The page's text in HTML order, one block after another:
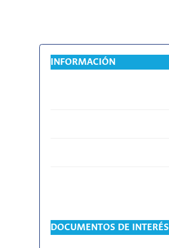
INFORMACIÓN
DOCUMENTOS DE INTERÉS